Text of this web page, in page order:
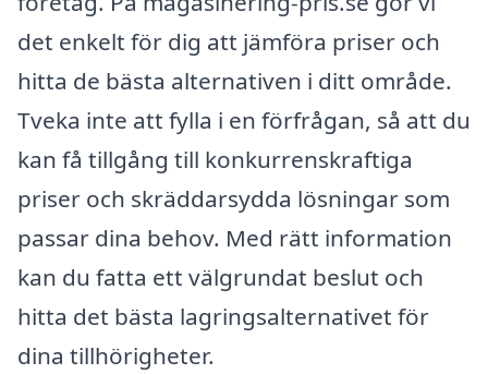
det enkelt för dig att jämföra priser och
hitta de bästa alternativen i ditt område.
Tveka inte att fylla i en förfrågan, så att du
kan få tillgång till konkurrenskraftiga
priser och skräddarsydda lösningar som
passar dina behov. Med rätt information
kan du fatta ett välgrundat beslut och
hitta det bästa lagringsalternativet för
dina tillhörigheter.